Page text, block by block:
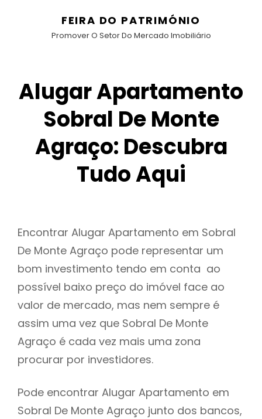
FEIRA DO PATRIMÓNIO
Promover O Setor Do Mercado Imobiliário
Alugar Apartamento
Sobral De Monte
Agraço: Descubra
Tudo Aqui
Encontrar Alugar Apartamento em Sobral
De Monte Agraço pode representar um
bom investimento tendo em conta ao
possível baixo preço do imóvel face ao
valor de mercado, mas nem sempre é
assim uma vez que Sobral De Monte
Agraço é cada vez mais uma zona
procurar por investidores.
Pode encontrar Alugar Apartamento em
Sobral De Monte Agraço junto dos bancos,